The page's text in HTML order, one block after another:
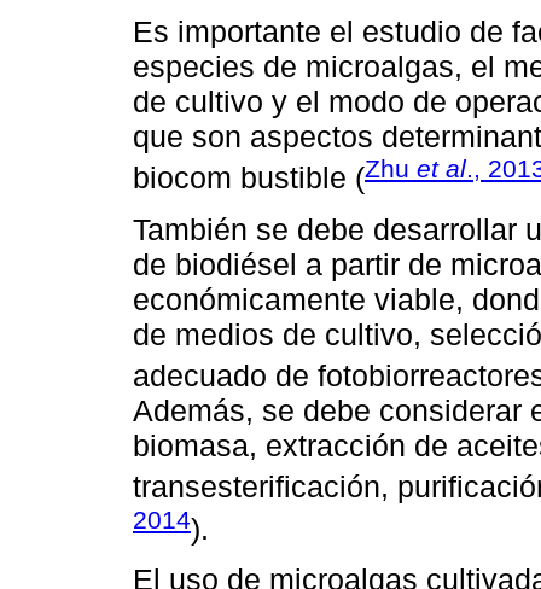
Es importante el estudio de
especies de microalgas, el
de cultivo y el modo de
que son aspectos
biocom bustible (Zhu et al.,
También se debe desarrollar
de biodiésel a partir de
económicamente viable,
de medios de cultivo,
adecuado de
Además, se debe considerar
biomasa, extracción de
transesterificación,
2014).
El uso de microalgas